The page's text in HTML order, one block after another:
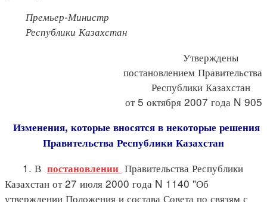
Премьер-Министр
Республики Казахстан
Утверждены
постановлением Правительства
Республики Казахстан
от 5 октября 2007 года N 905
Изменения, которые вносятся в некоторые решения
Правительства Республики Казахстан
1. В постановлении Правительства Республики
Казахстан от 27 июля 2000 года N 1140 "Об
утверждении Положения и состава Совета по связям с